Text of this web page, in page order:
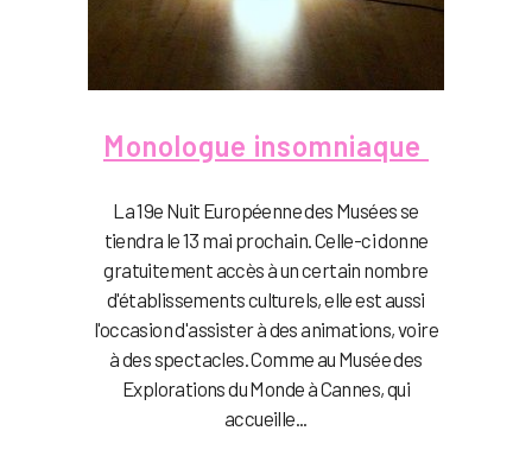
Monologue insomniaque
La 19e Nuit Européenne des Musées se
tiendra le 13 mai prochain. Celle-ci donne
gratuitement accès à un certain nombre
d'établissements culturels, elle est aussi
l'occasion d'assister à des animations, voire
à des spectacles. Comme au Musée des
Explorations du Monde à Cannes, qui
accueille...